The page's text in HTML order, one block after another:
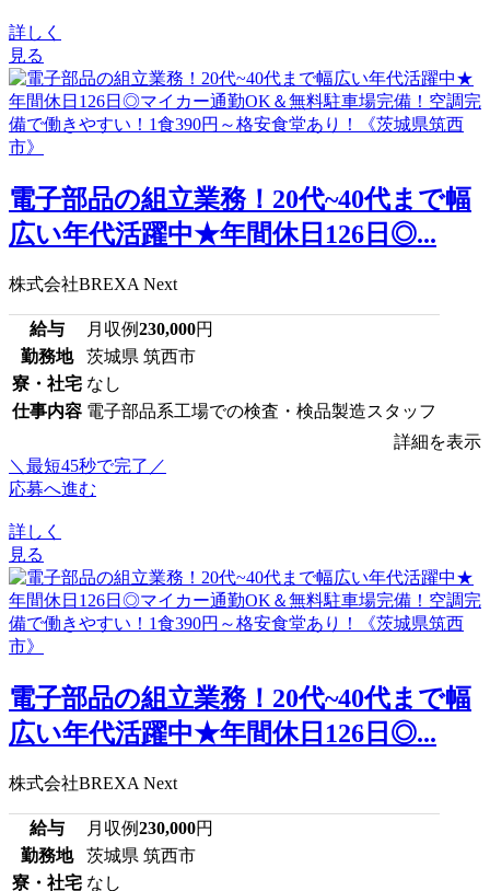
詳しく
見る
電子部品の組立業務！20代~40代まで幅
広い年代活躍中★年間休日126日◎...
株式会社BREXA Next
給与 月収例230,000円
勤務地
茨城県 筑西市
寮・社宅 なし
仕事内容 電子部品系工場での検査・検品製造スタッフ
詳細を表示
＼最短45秒で完了／
応募へ進む
詳しく
見る
電子部品の組立業務！20代~40代まで幅
広い年代活躍中★年間休日126日◎...
株式会社BREXA Next
給与 月収例230,000円
勤務地
茨城県 筑西市
寮・社宅 なし